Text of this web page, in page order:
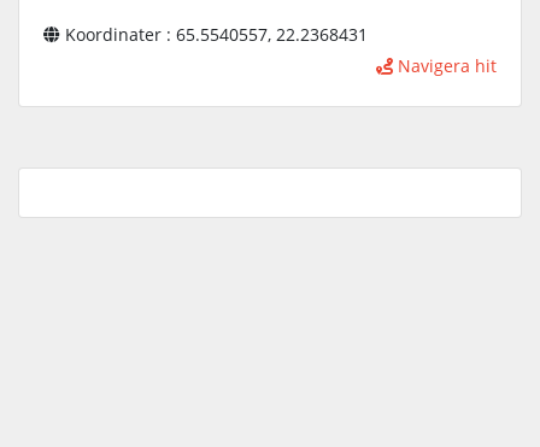
Koordinater : 65.5540557, 22.2368431
Navigera hit